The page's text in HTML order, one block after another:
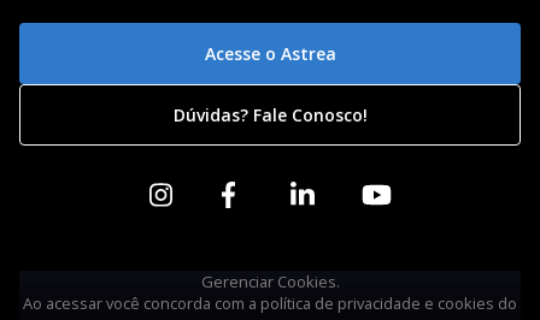
Acesse o Astrea
Dúvidas? Fale Conosco!
Gerenciar Cookies.
Ao acessar você concorda com a política de privacidade e cookies do